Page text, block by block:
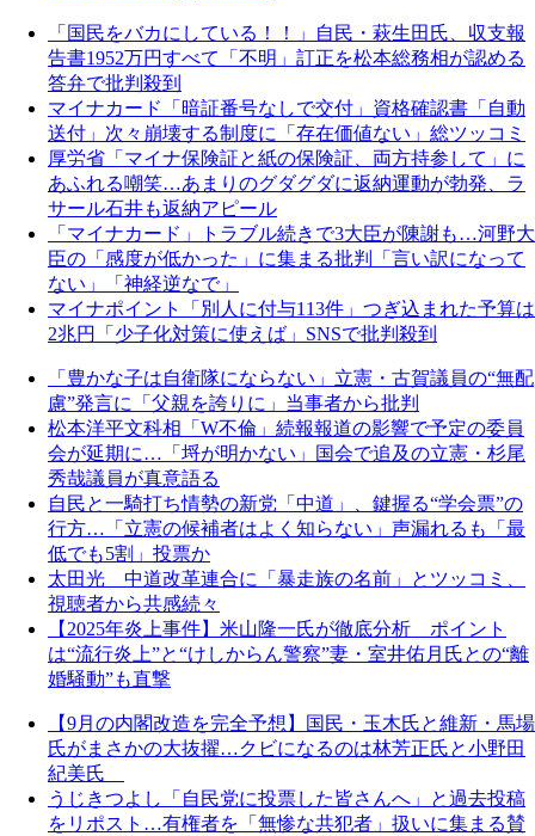
「国民をバカにしている！！」自民・萩生田氏、収支報
告書1952万円すべて「不明」訂正を松本総務相が認める
答弁で批判殺到
マイナカード「暗証番号なしで交付」資格確認書「自動
送付」次々崩壊する制度に「存在価値ない」総ツッコミ
厚労省「マイナ保険証と紙の保険証、両方持参して」に
あふれる嘲笑…あまりのグダグダに返納運動が勃発、ラ
サール石井も返納アピール
「マイナカード」トラブル続きで3大臣が陳謝も…河野大
臣の「感度が低かった」に集まる批判「言い訳になって
ない」「神経逆なで」
マイナポイント「別人に付与113件」つぎ込まれた予算は
2兆円「少子化対策に使えば」SNSで批判殺到
「豊かな子は自衛隊にならない」立憲・古賀議員の“無配
慮”発言に「父親を誇りに」当事者から批判
松本洋平文科相「W不倫」続報報道の影響で予定の委員
会が延期に…「埒が明かない」国会で追及の立憲・杉尾
秀哉議員が真意語る
自民と一騎打ち情勢の新党「中道」、鍵握る“学会票”の
行方…「立憲の候補者はよく知らない」声漏れるも「最
低でも5割」投票か
太田光 中道改革連合に「暴走族の名前」とツッコミ、
視聴者から共感続々
【2025年炎上事件】米山隆一氏が徹底分析 ポイント
は“流行炎上”と“けしからん警察”妻・室井佑月氏との“離
婚騒動”も直撃
【9月の内閣改造を完全予想】国民・玉木氏と維新・馬場
氏がまさかの大抜擢…クビになるのは林芳正氏と小野田
紀美氏
うじきつよし「自民党に投票した皆さんへ」と過去投稿
をリポスト…有権者を「無惨な共犯者」扱いに集まる賛